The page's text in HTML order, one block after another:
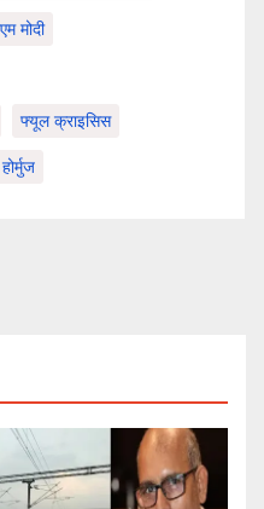
मोदी
फ्यूल क्राइसिस